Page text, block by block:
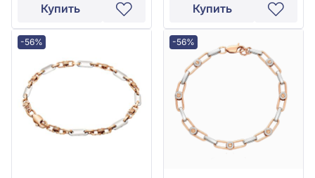
Купить Купить
-56% -56%